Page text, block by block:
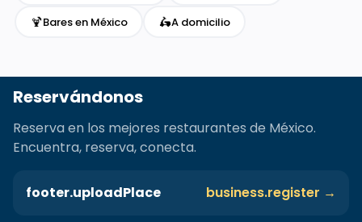
🍹Bares en México 🛵A domicilio
Reservándonos
Reserva en los mejores restaurantes de México.
Encuentra, reserva, conecta.
footer.uploadPlace business.register →